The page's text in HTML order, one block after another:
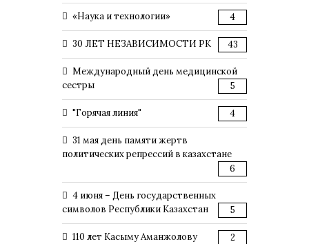
«Наука и технологии» 4
30 ЛЕТ НЕЗАВИСИМОСТИ РК 43
Международный день медицинской
сестры
5
"Горячая линия" 4
31 мая день памяти жертв
политических репрессий в казахстане
6
4 июня – День государственных
символов Республики Казахстан
5
110 лет Касыму Аманжолову 2